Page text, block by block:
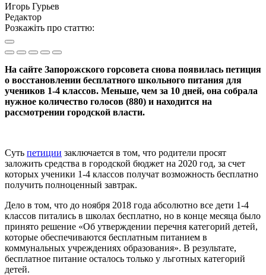
Игорь Гурьев
Редактор
Розкажіть про статтю:
На сайте Запорожского горсовета снова появилась петиция
о восстановлении бесплатного школьного питания для
учеников 1-4 классов. Меньше, чем за 10 дней, она собрала
нужное количество голосов (880) и находится на
рассмотрении городской власти.
Суть петиции заключается в том, что родители просят
заложить средства в городской бюджет на 2020 год, за счет
которых ученики 1-4 классов получат возможность бесплатно
получить полноценный завтрак.
Дело в том, что до ноября 2018 года абсолютно все дети 1-4
классов питались в школах бесплатно, но в конце месяца было
принято решение «Об утверждении перечня категорий детей,
которые обеспечиваются бесплатным питанием в
коммунальных учреждениях образования». В результате,
бесплатное питание осталось только у льготных категорий
детей.